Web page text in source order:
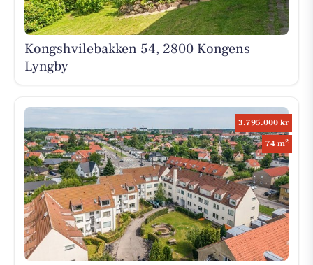
Kongshvilebakken 54, 2800 Kongens
Lyngby
3.795.000 kr
74 m2